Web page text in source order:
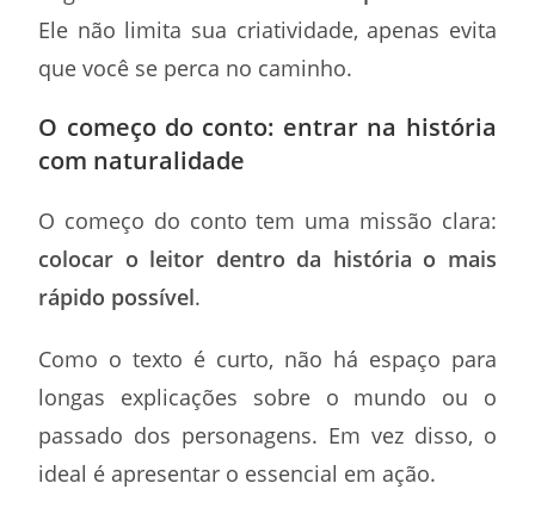
Ele não limita sua criatividade, apenas evita
que você se perca no caminho.
O começo do conto: entrar na história
com naturalidade
O começo do conto tem uma missão clara:
colocar o leitor dentro da história o mais
rápido possível.
Como o texto é curto, não há espaço para
longas explicações sobre o mundo ou o
passado dos personagens. Em vez disso, o
ideal é apresentar o essencial em ação.